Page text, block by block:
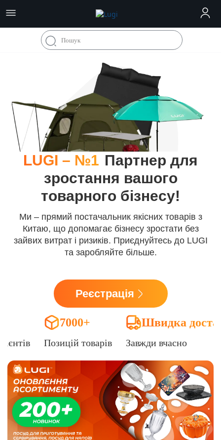
LUGI – №1 Партнер для
зростання вашого
товарного бізнесу!
Ми – прямий постачальник якісних товарів з
Китаю, що допомагає бізнесу зростати без
зайвих витрат і ризиків. Приєднуйтесь до LUGI
та заробляйте більше.
Реєстрація
7000+
Позицій товарів
Швидка
Завжди вчасно